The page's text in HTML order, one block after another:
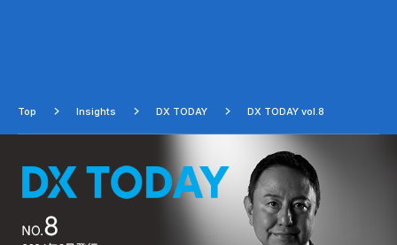
Events＆Media
News
Top Insights DX TODAY DX TODAY vol.8